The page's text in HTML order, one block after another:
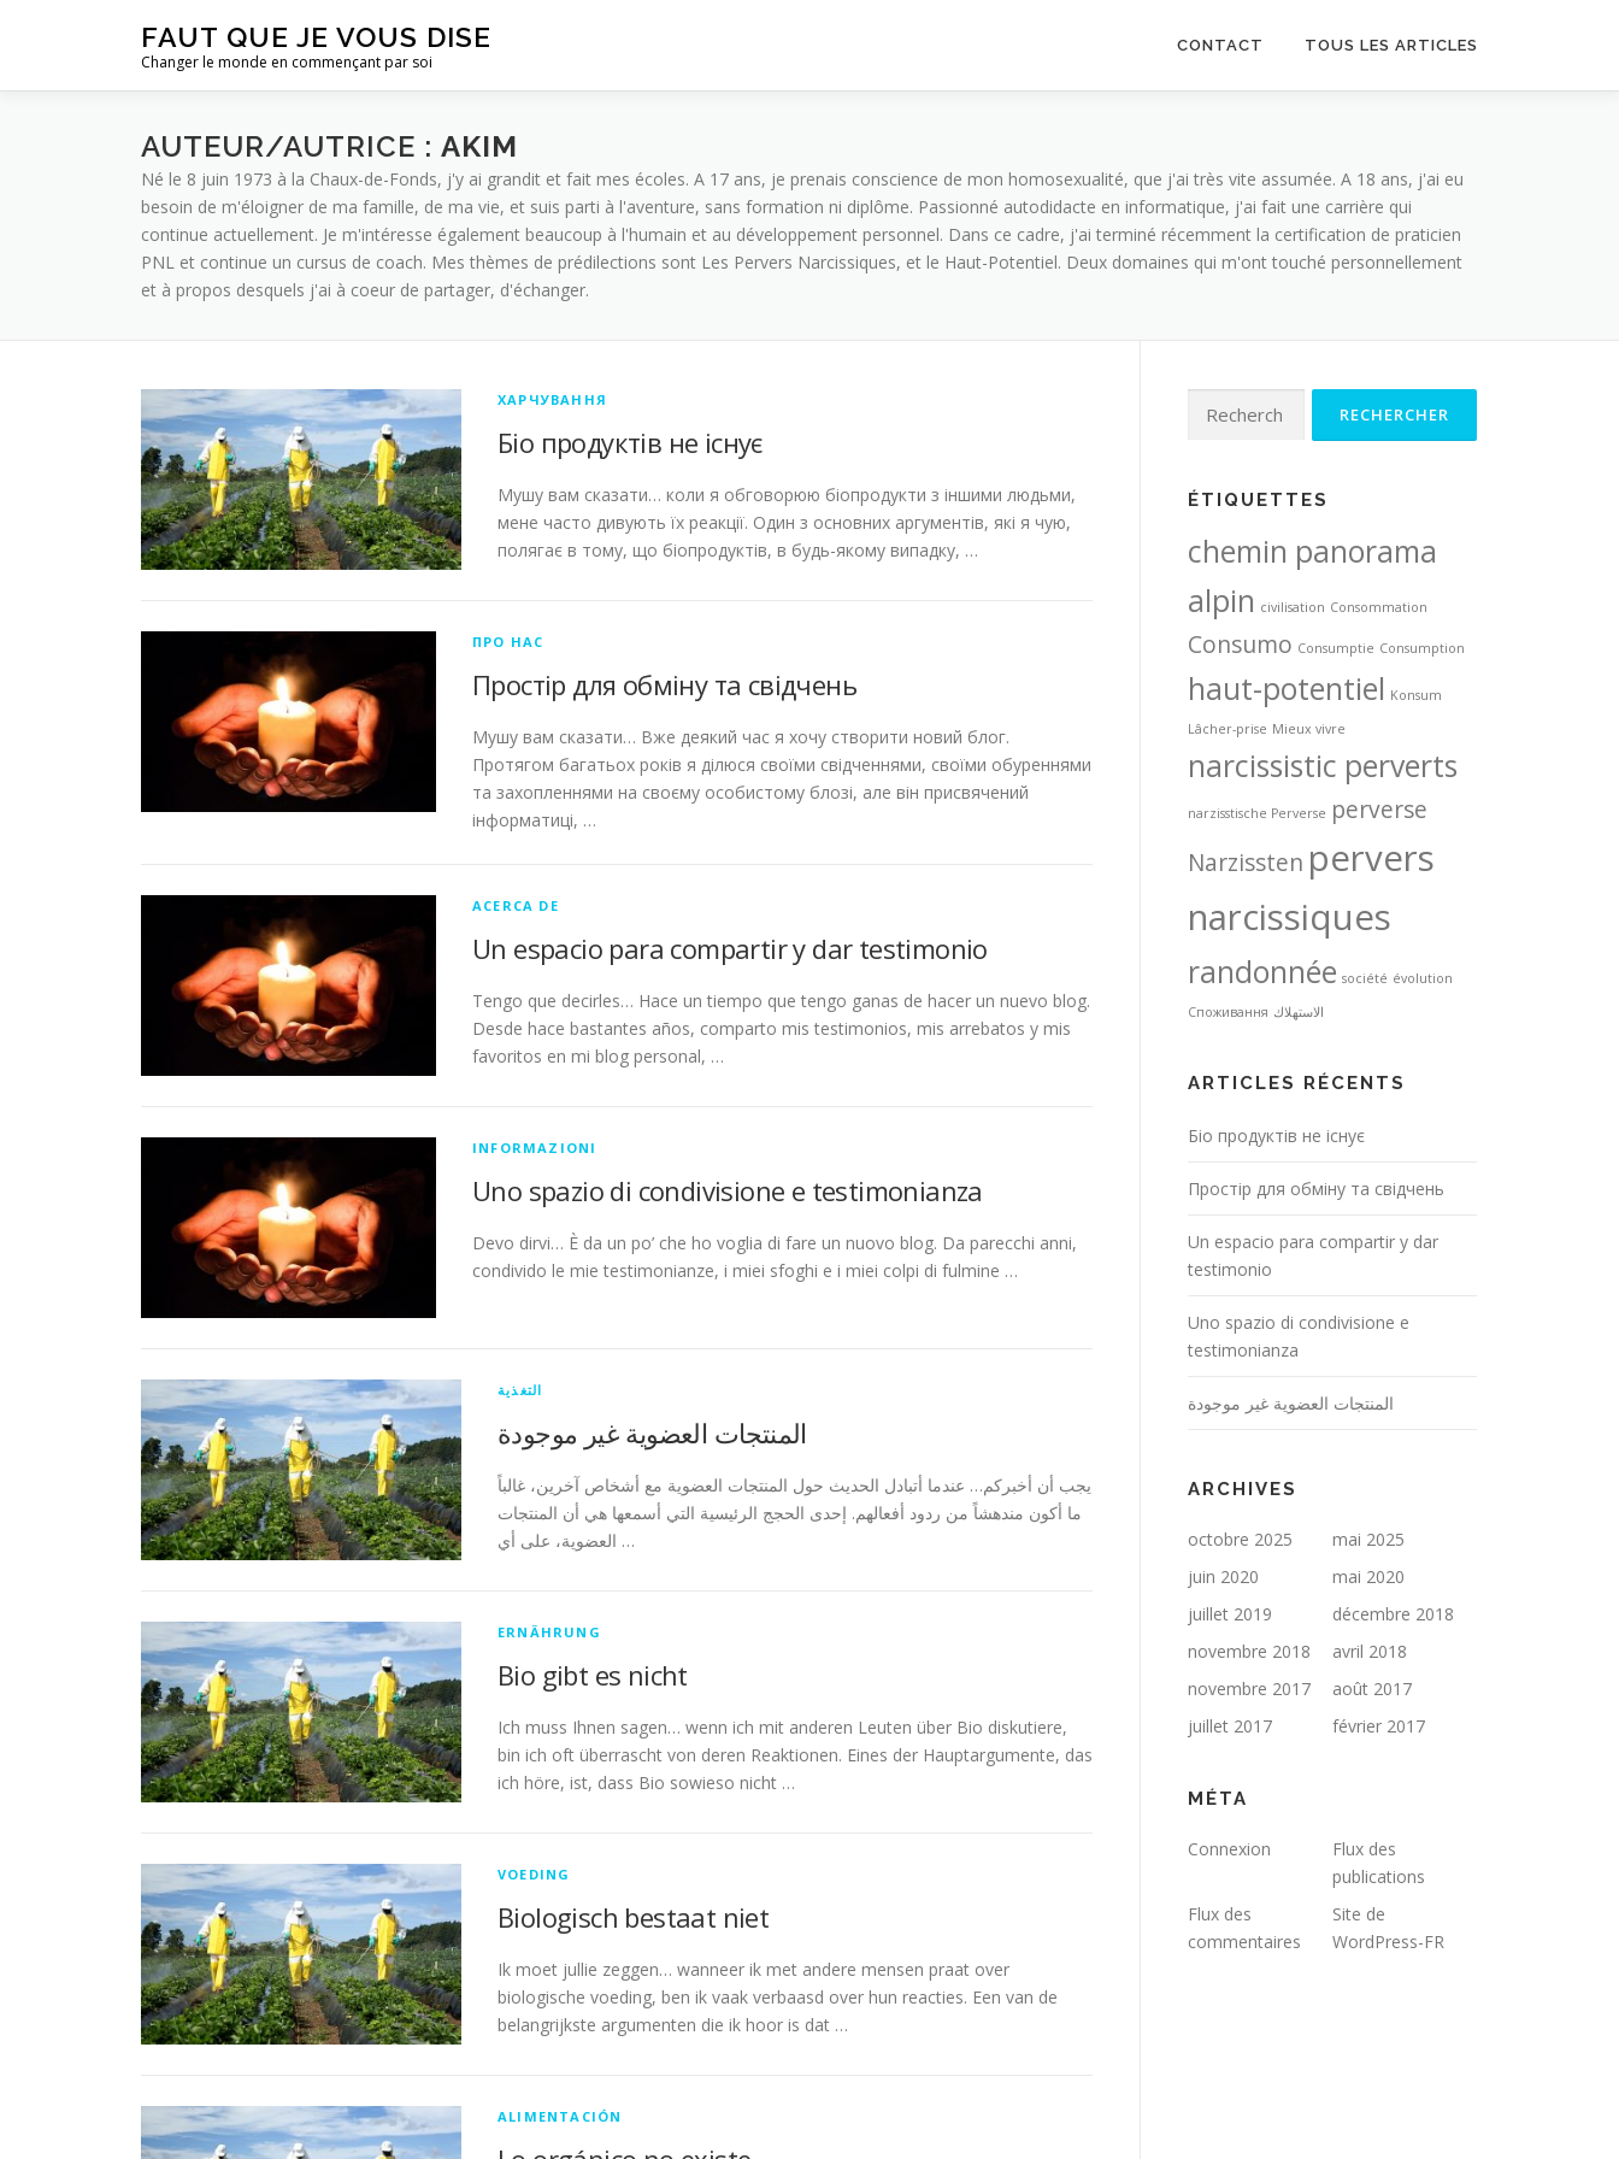
FAUT QUE JE VOUS DISE
Changer le monde en commençant par soi
CONTACT TOUS LES ARTICLES
AUTEUR/AUTRICE : AKIM
Né le 8 juin 1973 à la Chaux-de-Fonds, j'y ai grandit et fait mes écoles. A 17 ans, je prenais conscience de mon homosexualité, que j'ai très vite assumée. A 18 ans, j'ai eu
besoin de m'éloigner de ma famille, de ma vie, et suis parti à l'aventure, sans formation ni diplôme. Passionné autodidacte en informatique, j'ai fait une carrière qui
continue actuellement. Je m'intéresse également beaucoup à l'humain et au développement personnel. Dans ce cadre, j'ai terminé récemment la certification de praticien
PNL et continue un cursus de coach. Mes thèmes de prédilections sont Les Pervers Narcissiques, et le Haut-Potentiel. Deux domaines qui m'ont touché personnellement
et à propos desquels j'ai à coeur de partager, d'échanger.
ХАРЧУВАННЯ
Біо продуктів не існує
Мушу вам сказати… коли я обговорюю біопродукти з іншими людьми,
мене часто дивують їх реакції. Один з основних аргументів, які я чую,
полягає в тому, що біопродуктів, в будь-якому випадку, …
ПРО НАС
Простір для обміну та свідчень
Мушу вам сказати… Вже деякий час я хочу створити новий блог.
Протягом багатьох років я ділюся своїми свідченнями, своїми обуреннями
та захопленнями на своєму особистому блозі, але він присвячений
інформатиці, …
ACERCA DE
Un espacio para compartir y dar testimonio
Tengo que decirles… Hace un tiempo que tengo ganas de hacer un nuevo blog.
Desde hace bastantes años, comparto mis testimonios, mis arrebatos y mis
favoritos en mi blog personal, …
INFORMAZIONI
Uno spazio di condivisione e testimonianza
Devo dirvi… È da un po’ che ho voglia di fare un nuovo blog. Da parecchi anni,
condivido le mie testimonianze, i miei sfoghi e i miei colpi di fulmine …
التغذية
المنتجات العضوية غير موجودة
يجب أن أخبركم… عندما أتبادل الحديث حول المنتجات العضوية مع أشخاص آخرين، غالباً
ما أكون مندهشاً من ردود أفعالهم. إحدى الحجج الرئيسية التي أسمعها هي أن المنتجات
العضوية، على أي …
ERNÄHRUNG
Bio gibt es nicht
Ich muss Ihnen sagen… wenn ich mit anderen Leuten über Bio diskutiere,
bin ich oft überrascht von deren Reaktionen. Eines der Hauptargumente, das
ich höre, ist, dass Bio sowieso nicht …
VOEDING
Biologisch bestaat niet
Ik moet jullie zeggen… wanneer ik met andere mensen praat over
biologische voeding, ben ik vaak verbaasd over hun reacties. Een van de
belangrijkste argumenten die ik hoor is dat …
ALIMENTACIÓN
ÉTIQUETTES
chemin panorama
alpin civilisation Consommation
Consumo Consumptie Consumption
haut-potentiel Konsum
Lâcher-prise Mieux vivre
narcissistic perverts
narzisstische Perverse perverse
Narzissten pervers
narcissiques
randonnée société évolution
Споживання الاستهلاك
ARTICLES RÉCENTS
Біо продуктів не існує
Простір для обміну та свідчень
Un espacio para compartir y dar
testimonio
Uno spazio di condivisione e
testimonianza
المنتجات العضوية غير موجودة
ARCHIVES
octobre 2025
mai 2025
juin 2020
mai 2020
juillet 2019
décembre 2018
novembre 2018
avril 2018
novembre 2017
août 2017
juillet 2017
février 2017
MÉTA
Connexion
Flux des
publications
Flux des
commentaires
Site de
WordPress-FR